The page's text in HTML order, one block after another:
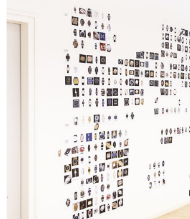
horloge verticale qui évoque la forme d'une
longue et fine godille, avec la puissance (réserve
de marche de 8 jours) et la précision du plus
élégant des sports horlogers. Alors que nos vies
modernes sont souvent trépidantes et parfois
même chaotiques, La Regatta évoque un
sentiment de paix et de calme.